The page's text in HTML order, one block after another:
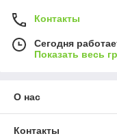
Контакты
Сегодня
Показать весь
О нас
Контакты